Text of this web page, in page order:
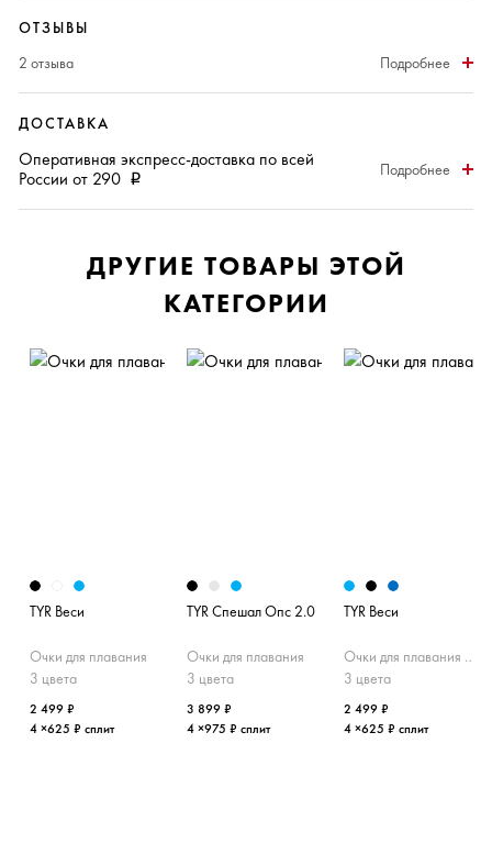
ОТЗЫВЫ
2 отзыва
Подробнее
ДОСТАВКА
Оперативная экспресс-доставка по всей
России от 290 i
Подробнее
ДРУГИЕ ТОВАРЫ ЭТОЙ
КАТЕГОРИИ
TYR Веси
Очки для плавания
3 цвета
2 499 ₽
4 ×625 ₽ сплит
TYR Спешал Опс 2.0
Очки для плавания
3 цвета
3 899 ₽
4 ×975 ₽ сплит
TYR Веси
Очки для плавания (зеркальные)
3 цвета
2 499 ₽
4 ×625 ₽ сплит